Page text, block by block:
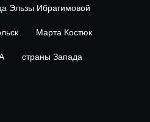
Эльзы Ибрагимовой
Марта Костюк
страны Запада